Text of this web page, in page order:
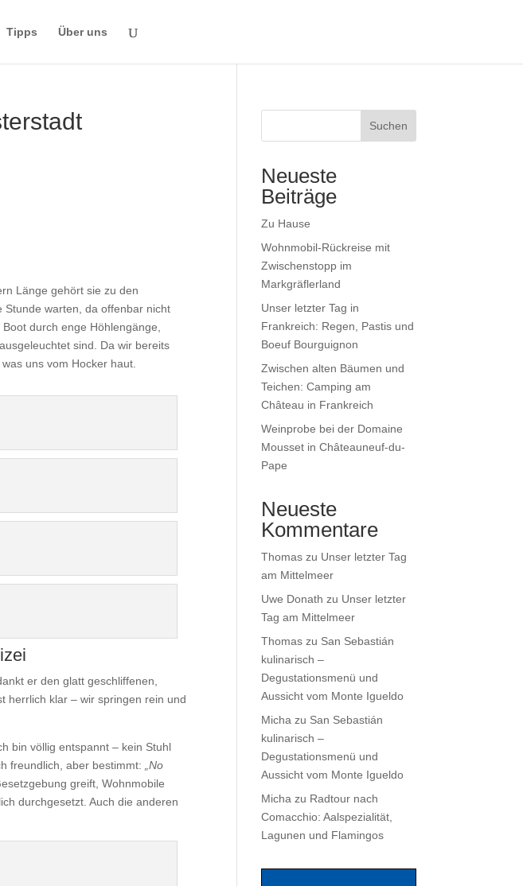
Tipps Über uns
Länge gehört sie zu den
Stunde warten, da offenbar nicht
durch enge Höhlengänge,
sind. Da wir bereits
uns vom Hocker haut.
er den glatt geschliffenen,
herrlich klar – wir springen rein und
bin völlig entspannt – kein Stuhl
freundlich, aber bestimmt:„No
greift, Wohnmobile
durchgesetzt. Auch die anderen
Suchen
Neueste
Beiträge
Zu Hause
Wohnmobil-Rückreise mit
Zwischenstopp im
Markgräflerland
Unser letzter Tag in
Frankreich: Regen, Pastis und
Boeuf Bourguignon
Zwischen alten Bäumen und
Teichen: Camping am
Château in Frankreich
Weinprobe bei der Domaine
Mousset in Châteauneuf-du-
Pape
Neueste
Kommentare
Thomas zu Unser letzter Tag
am Mittelmeer
Uwe Donath zu Unser letzter
Tag am Mittelmeer
Thomas zu San Sebastián
kulinarisch –
Degustationsmenü und
Aussicht vom Monte Igueldo
Micha zu San Sebastián
kulinarisch –
Degustationsmenü und
Aussicht vom Monte Igueldo
Micha zu Radtour nach
Comacchio: Aalspezialität,
Lagunen und Flamingos